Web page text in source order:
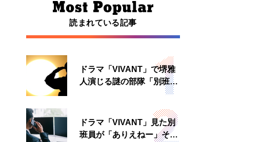
読まれている記事
ドラマ「VIVANT」で堺雅
人演じる謎の部隊「別班」
は実在する？内情知る人物
ドラマ「VIVANT」見た別
班員が「ありえねー」その